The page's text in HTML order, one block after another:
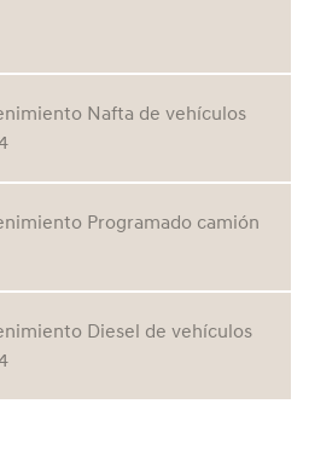
Nafta de vehículos
Programado camión
Diesel de vehículos